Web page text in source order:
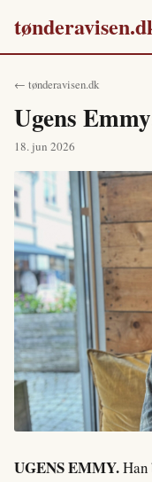
← tønderavisen.dk
Ugens
18. jun 2026
UGENS EMMY.Han